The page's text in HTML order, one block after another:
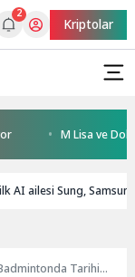
2
Kriptolar
M Lisa ve Dolu
AI ailesi Sung,
Tarihi